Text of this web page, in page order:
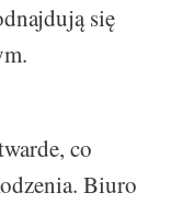
się
co
Biuro